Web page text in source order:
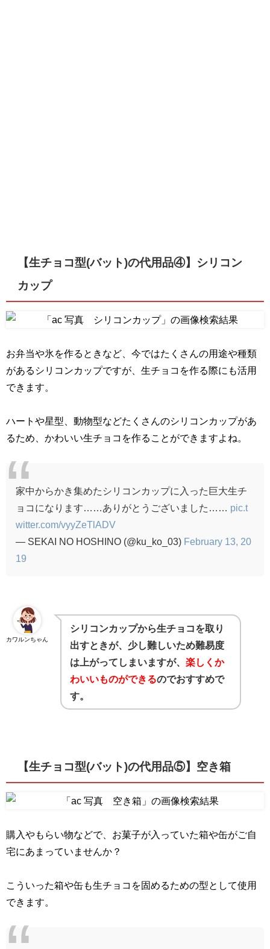
【生チョコ型(バット)の代用品④】 シリコン
カップ
お弁当や氷を作るときなど、今ではたくさんの用途や種類
があるシリコンカップですが、生チョコを作る際にも活用
できます。
ハートや星型、動物型などたくさんのシリコンカップがあ
るため、かわいい生チョコを作ることができますよね。
家中からかき集めたシリコンカップに入った巨大生チ
ョコになります……ありがとうございました…… pic.t
witter.com/vyyZeTlADV
— SEKAI NO HOSHINO (@ku_ko_03) February 13, 20
19
カワルンちゃん
シリコンカップから生チョコを取り
出すときが、少し難しいため難易度
は上がってしまいますが、楽しくか
わいいものができるのでおすすめで
す。
【生チョコ型(バット)の代用品⑤】 空き箱
購入やもらい物などで、お菓子が入っていた箱や缶がご自
宅にあまっていませんか？
こういった箱や缶も生チョコを固めるための型として使用
できます。